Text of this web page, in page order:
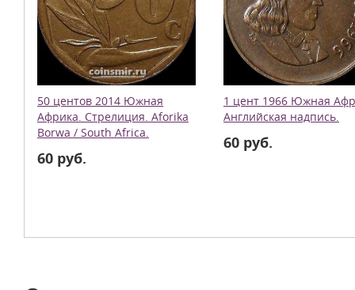
50 центов 2014 Южная
Африка. Стрелиция. Aforika
Borwa / South Africa.
60 руб.
1 цент 1966 Южная
Английская надпись.
60 руб.